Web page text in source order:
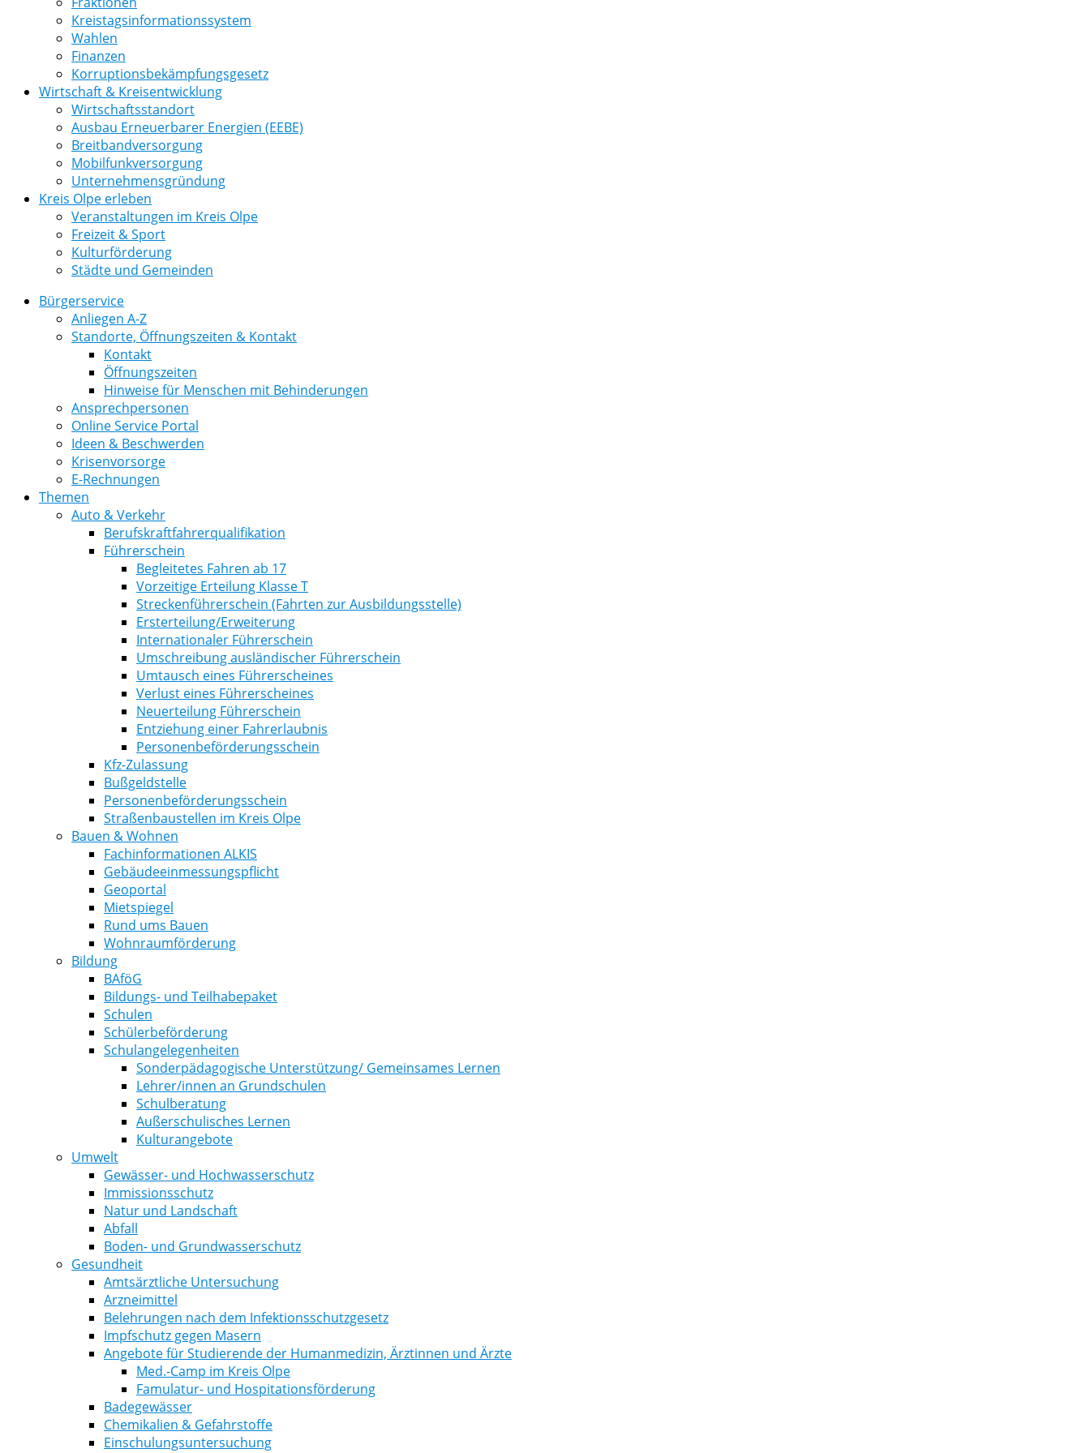
Kreistagsinformationssystem
Wahlen
Finanzen
Korruptionsbekämpfungsgesetz
Wirtschaft & Kreisentwicklung
Wirtschaftsstandort
Ausbau Erneuerbarer Energien (EEBE)
Breitbandversorgung
Mobilfunkversorgung
Unternehmensgründung
Kreis Olpe erleben
Veranstaltungen im Kreis Olpe
Freizeit & Sport
Kulturförderung
Städte und Gemeinden
Bürgerservice
Anliegen A-Z
Standorte, Öffnungszeiten & Kontakt
Kontakt
Öffnungszeiten
Hinweise für Menschen mit Behinderungen
Ansprechpersonen
Online Service Portal
Ideen & Beschwerden
Krisenvorsorge
E-Rechnungen
Themen
Auto & Verkehr
Berufskraftfahrerqualifikation
Führerschein
Begleitetes Fahren ab 17
Vorzeitige Erteilung Klasse T
Streckenführerschein (Fahrten zur Ausbildungsstelle)
Ersterteilung/Erweiterung
Internationaler Führerschein
Umschreibung ausländischer Führerschein
Umtausch eines Führerscheines
Verlust eines Führerscheines
Neuerteilung Führerschein
Entziehung einer Fahrerlaubnis
Personenbeförderungsschein
Kfz-Zulassung
Bußgeldstelle
Personenbeförderungsschein
Straßenbaustellen im Kreis Olpe
Bauen & Wohnen
Fachinformationen ALKIS
Gebäudeeinmessungspflicht
Geoportal
Mietspiegel
Rund ums Bauen
Wohnraumförderung
Bildung
BAföG
Bildungs- und Teilhabepaket
Schulen
Schülerbeförderung
Schulangelegenheiten
Sonderpädagogische Unterstützung/ Gemeinsames Lernen
Lehrer/innen an Grundschulen
Schulberatung
Außerschulisches Lernen
Kulturangebote
Umwelt
Gewässer- und Hochwasserschutz
Immissionsschutz
Natur und Landschaft
Abfall
Boden- und Grundwasserschutz
Gesundheit
Amtsärztliche Untersuchung
Arzneimittel
Belehrungen nach dem Infektionsschutzgesetz
Impfschutz gegen Masern
Angebote für Studierende der Humanmedizin, Ärztinnen und Ärzte
Med.-Camp im Kreis Olpe
Famulatur- und Hospitationsförderung
Badegewässer
Chemikalien & Gefahrstoffe
Einschulungsuntersuchung